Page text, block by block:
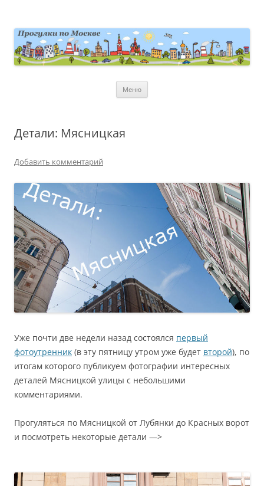
Меню
Детали: Мясницкая
Добавить комментарий
Уже почти две недели назад состоялся первый
фотоутренник (в эту пятницу утром уже будет второй), по
итогам которого публикуем фотографии интересных
деталей Мясницкой улицы с небольшими
комментариями.
Прогуляться по Мясницкой от Лубянки до Красных ворот
и посмотреть некоторые детали —>